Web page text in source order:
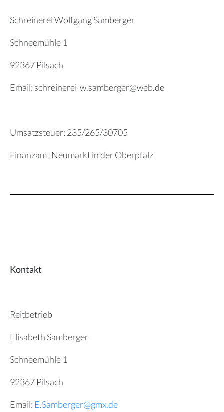
Schreinerei Wolfgang Samberger
Schneemühle 1
92367 Pilsach
Email: schreinerei-w.samberger@web.de
Umsatzsteuer: 235/265/30705
Finanzamt Neumarkt in der Oberpfalz
Kontakt
Reitbetrieb
Elisabeth Samberger
Schneemühle 1
92367 Pilsach
Email: E.Samberger@gmx.de